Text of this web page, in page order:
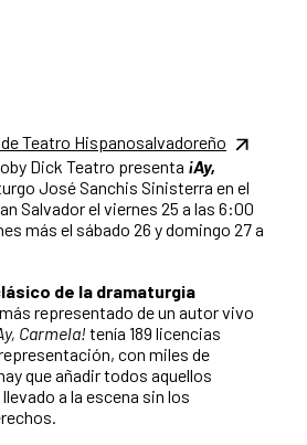
Teatro Hispanosalvadoreño
Dick Teatro presenta ¡Ay,
José Sanchis Sinisterra en el
Salvador el viernes 25 a las 6:00
más el sábado 26 y domingo 27 a
de la dramaturgia
representado de un autor vivo
Carmela! tenía 189 licencias
con miles de
que añadir todos aquellos
a la escena sin los